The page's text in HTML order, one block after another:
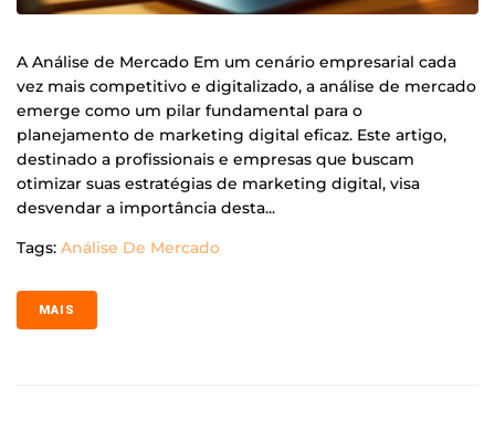
A Análise de Mercado Em um cenário empresarial cada
vez mais competitivo e digitalizado, a análise de mercado
emerge como um pilar fundamental para o
planejamento de marketing digital eficaz. Este artigo,
destinado a profissionais e empresas que buscam
otimizar suas estratégias de marketing digital, visa
desvendar a importância desta...
Tags: Análise De Mercado
MAIS